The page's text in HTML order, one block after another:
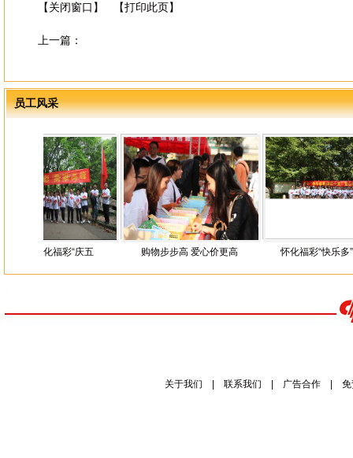
【关闭窗口】 【打印此页】
上一篇：
员工风采
化福彩“庆五 购物步步高 爱心价更高 怀化福彩“快乐多”健康消
关于我们 联系我们 广告合作